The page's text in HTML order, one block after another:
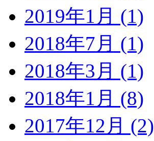
2019年1月 (1)
2018年7月 (1)
2018年3月 (1)
2018年1月 (8)
2017年12月 (2)